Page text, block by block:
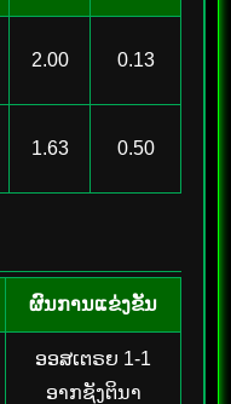
2.00 0.13
1.63 0.50
ຜົນການແຂ່ງຂັນ
ອອສເຕຣຍ 1-1
ອາກຊັງຕິນາ